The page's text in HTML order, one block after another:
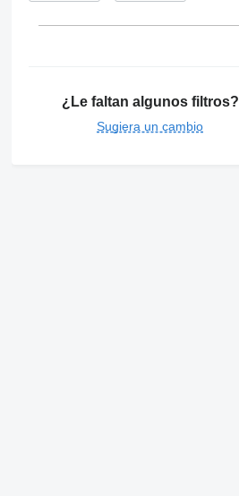
¿Le faltan algunos filtros?
Sugiera un cambio